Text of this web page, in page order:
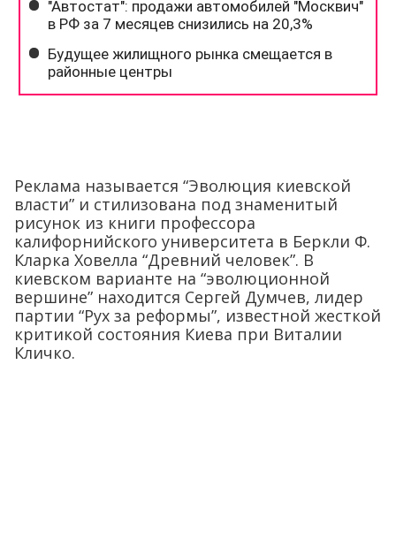
Реклама называется “Эволюция киевской
власти” и стилизована под знаменитый
рисунок из книги профессора
калифорнийского университета в Беркли Ф.
Кларка Ховелла “Древний человек”. В
киевском варианте на “эволюционной
вершине” находится Сергей Думчев, лидер
партии “Рух за реформы”, известной жесткой
критикой состояния Киева при Виталии
Кличко.